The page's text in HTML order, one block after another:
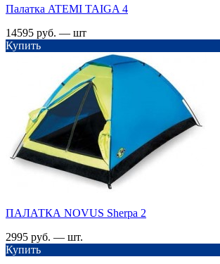
Палатка ATEMI TAIGA 4
14595 руб. — шт
Купить
ПАЛАТКА NOVUS Sherpa 2
2995 руб. — шт.
Купить